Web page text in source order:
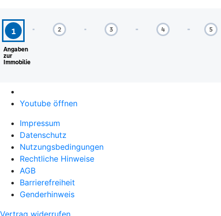
Youtube öffnen
Impressum
Datenschutz
Nutzungsbedingungen
Rechtliche Hinweise
AGB
Barrierefreiheit
Genderhinweis
Vertrag widerrufen